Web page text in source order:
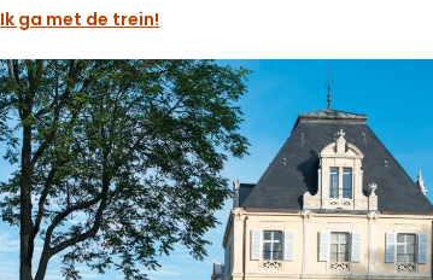
Ik ga met de trein!